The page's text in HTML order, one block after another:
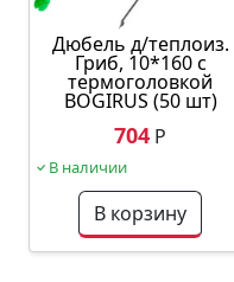
Дюбель д/теплоиз.
Гриб, 10*160 с
термоголовкой
BOGIRUS (50 шт)
704 Р
В наличии
В корзину